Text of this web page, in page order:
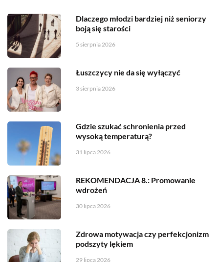
Dlaczego młodzi bardziej niż seniorzy
boją się starości
5 sierpnia 2026
Łuszczycy nie da się wyłączyć
3 sierpnia 2026
Gdzie szukać schronienia przed
wysoką temperaturą?
31 lipca 2026
REKOMENDACJA 8.: Promowanie
wdrożeń
30 lipca 2026
Zdrowa motywacja czy perfekcjonizm
podszyty lękiem
29 lipca 2026